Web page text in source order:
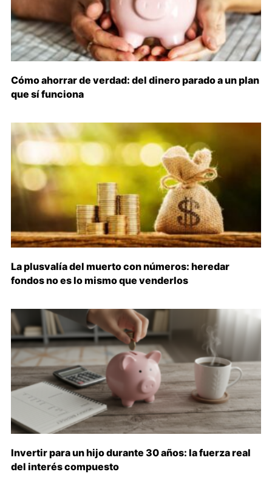
Cómo ahorrar de verdad: del dinero parado a un plan
que sí funciona
La plusvalía del muerto con números: heredar
fondos no es lo mismo que venderlos
Invertir para un hijo durante 30 años: la fuerza real
del interés compuesto